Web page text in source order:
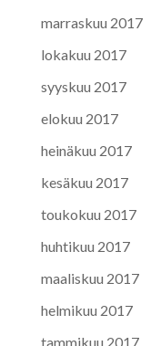
marraskuu 2017
lokakuu 2017
syyskuu 2017
elokuu 2017
heinäkuu 2017
kesäkuu 2017
toukokuu 2017
huhtikuu 2017
maaliskuu 2017
helmikuu 2017
tammikuu 2017